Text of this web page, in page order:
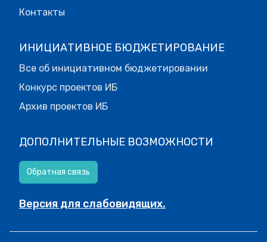
Контакты
ИНИЦИАТИВНОЕ БЮДЖЕТИРОВАНИЕ
Все об инициативном бюджетировании
Конкурс проектов ИБ
Архив проектов ИБ
ДОПОЛНИТЕЛЬНЫЕ ВОЗМОЖНОСТИ
Обратная связь
Версия для слабовидящих.